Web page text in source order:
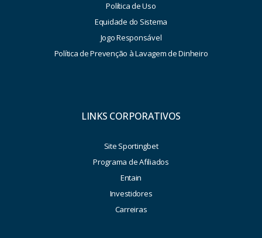
Política de Uso
Equidade do Sistema
Jogo Responsável
Política de Prevenção à Lavagem de Dinheiro
LINKS CORPORATIVOS
Site Sportingbet
Programa de Afiliados
Entain
Investidores
Carreiras